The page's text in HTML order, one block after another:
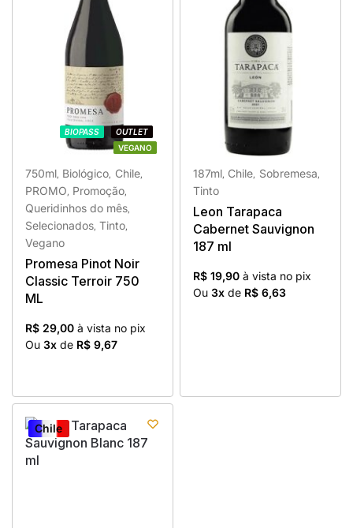
BIOPASS
OUTLET
VEGANO
BIOPASS
OUTLET
VEGANO
750ml, Biológico, Chile,
PROMO, Promoção,
Queridinhos do mês,
Selecionados, Tinto,
Vegano
Promesa Pinot Noir
Classic Terroir 750
ML
R$ 29,00 à vista no pix
Ou 3x de R$ 9,67
187ml, Chile, Sobremesa,
Tinto
Leon Tarapaca
Cabernet Sauvignon
187 ml
R$ 19,90 à vista no pix
Ou 3x de R$ 6,63
Chile
Chile